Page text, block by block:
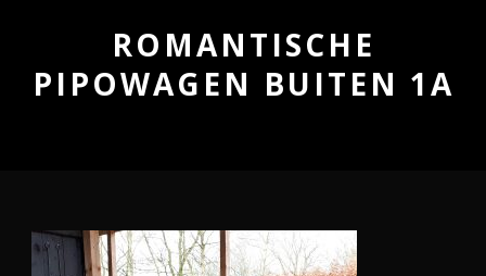
ROMANTISCHE
PIPOWAGEN BUITEN 1A